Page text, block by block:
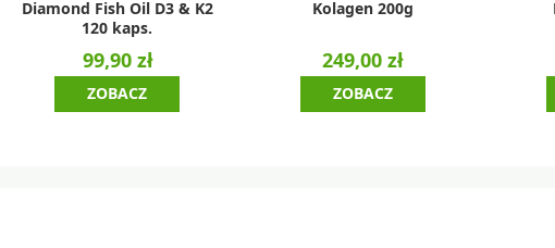
Diamond Fish Oil D3 & K2
120 kaps.
99,90 zł
ZOBACZ
Kolagen 200g
249,00 zł
ZOBACZ